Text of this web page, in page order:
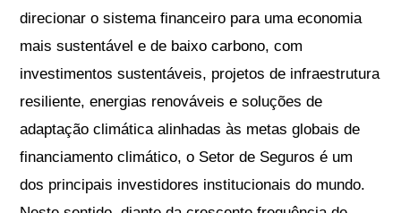
direcionar o sistema financeiro para uma economia
mais sustentável e de baixo carbono, com
investimentos sustentáveis, projetos de infraestrutura
resiliente, energias renováveis e soluções de
adaptação climática alinhadas às metas globais de
financiamento climático, o Setor de Seguros é um
dos principais investidores institucionais do mundo.